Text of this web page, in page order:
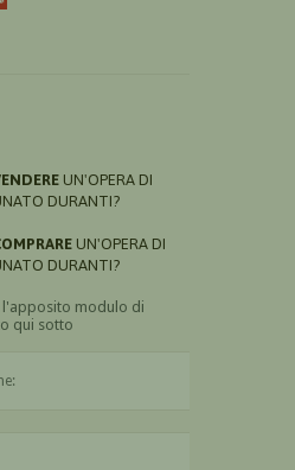
UN'OPERA DI
DURANTI?
UN'OPERA DI
DURANTI?
l'apposito modulo di
qui sotto